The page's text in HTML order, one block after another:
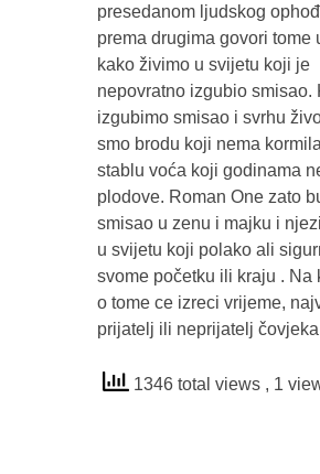
presedanom ljudskog
prema drugima govori tome
kako živimo u svijetu koji je
nepovratno izgubio smisao.
izgubimo smisao i svrhu
smo brodu koji nema
stablu voća koji godinama
plodove. Roman One zato
smisao u zenu i majku i
u svijetu koji polako ali
svome početku ili kraju . Na
o tome ce izreci vrijeme,
prijatelj ili neprijatelj
1346 total views , 1